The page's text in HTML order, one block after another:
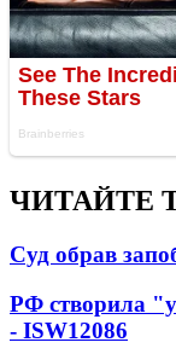
ЧИТАЙТЕ
Суд обрав
РФ створила
- ISW12086